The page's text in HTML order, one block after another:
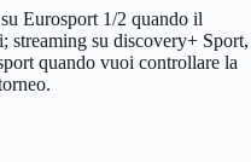
Eurosport 1/2 quando il
streaming su discovery+ Sport,
quando vuoi controllare la